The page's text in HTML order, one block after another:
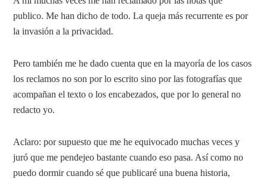
publico. Me han dicho de todo. La queja más recurrente es por
la invasión a la privacidad.
Pero también me he dado cuenta que en la mayoría de los casos
los reclamos no son por lo escrito sino por las fotografías que
acompañan el texto o los encabezados, que por lo general no
redacto yo.
Aclaro: por supuesto que me he equivocado muchas veces y
juró que me pendejeo bastante cuando eso pasa. Así como no
puedo dormir cuando sé que publicaré una buena historia,